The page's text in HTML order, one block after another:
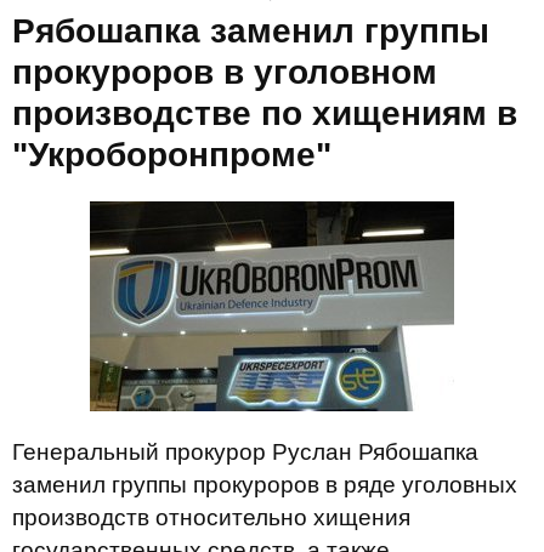
Рябошапка заменил группы
прокуроров в уголовном
производстве по хищениям в
"Укроборонпроме"
Генеральный прокурор Руслан Рябошапка
заменил группы прокуроров в ряде уголовных
производств относительно хищения